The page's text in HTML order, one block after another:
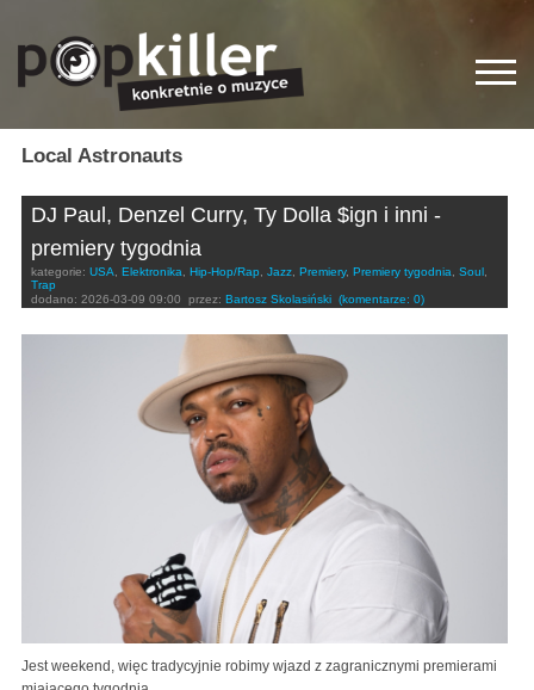
Local Astronauts
DJ Paul, Denzel Curry, Ty Dolla $ign i inni -
premiery tygodnia
kategorie: USA, Elektronika, Hip-Hop/Rap, Jazz, Premiery, Premiery tygodnia, Soul ,
Trap
dodano: 2026-03-09 09:00 przez: Bartosz Skolasiński (komentarze: 0)
Jest weekend, więc tradycyjnie robimy wjazd z zagranicznymi premierami